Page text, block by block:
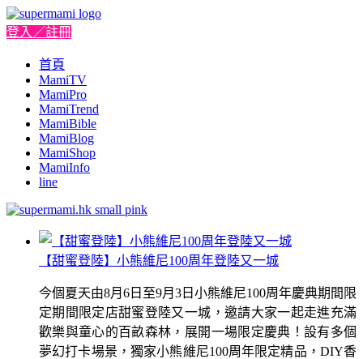
登入／註冊
首頁
MamiTV
MamiPro
MamiTrend
MamiBible
MamiBlog
MamiShop
MamiInfo
line
【甜蜜登陸】小熊維尼100周年登陸又一城
今個夏天由8月6日至9月3日小熊維尼100周年慶典期間限
定期間限定店甜蜜登陸又一城，邀請大家一起走進充滿
歡樂與童心的百畝森林，展開一場限定慶典！設有多個
夢幻打卡場景，獨家小熊維尼100周年限定精品，DIY香